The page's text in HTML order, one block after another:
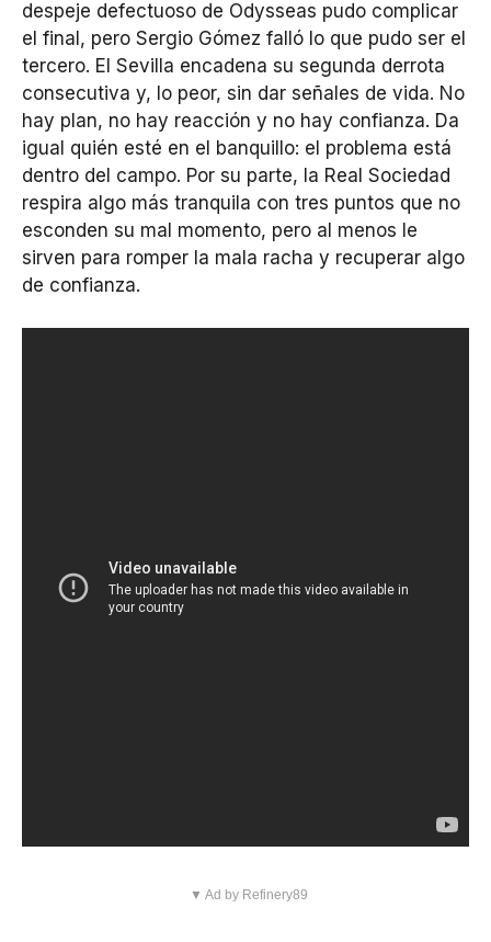
despeje defectuoso de Odysseas pudo complicar
el final, pero Sergio Gómez falló lo que pudo ser el
tercero. El Sevilla encadena su segunda derrota
consecutiva y, lo peor, sin dar señales de vida. No
hay plan, no hay reacción y no hay confianza. Da
igual quién esté en el banquillo: el problema está
dentro del campo. Por su parte, la Real Sociedad
respira algo más tranquila con tres puntos que no
esconden su mal momento, pero al menos le
sirven para romper la mala racha y recuperar algo
de confianza.
▼ Ad by Refinery89